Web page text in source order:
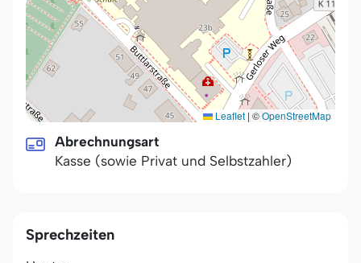
Leaflet | ©OpenStreetMap
Abrechnungsart
Kasse (sowie Privat und Selbstzahler)
Sprechzeiten